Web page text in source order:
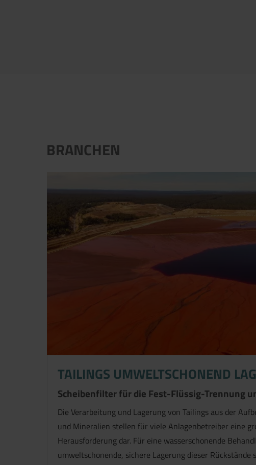
BRANCHEN
TAILINGS UMWELTSCHONEND
Scheibenfilter für die Fest-Flüssig-Trennung
Die Verarbeitung und Lagerung von Tailings aus der
und Mineralien stellen für viele Anlagenbetreiber eine
Herausforderung dar. Für eine wasserschonende
umweltschonende, sichere Lagerung dieser Rückstände